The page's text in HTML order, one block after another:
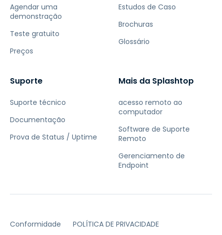
Agendar uma
demonstração
Teste gratuito
Preços
Estudos de Caso
Brochuras
Glossário
Suporte
Suporte técnico
Documentação
Prova de Status / Uptime
Mais da Splashtop
acesso remoto ao
computador
Software de Suporte
Remoto
Gerenciamento de
Endpoint
Conformidade POLÍTICA DE PRIVACIDADE